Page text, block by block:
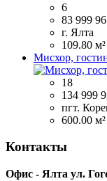
6
83 999
г. Ялта
109.80 м²
Мисхор,
18
134 999
пгт.
600.00 м²
Контакты
Офис - Ялта ул.